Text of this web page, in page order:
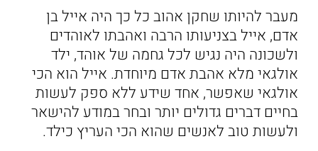
מעבר להיותו שחקן אהוב כל כך היה אייל בן
אדם, אייל בצניעותו הרבה ואהבתו לאוהדים
ולשכונה היה נגיש לכל גחמה של אוהד, ילד
אולגאי מלא אהבת אדם מיוחדת. אייל הוא הכי
אולגאי שאפשר, אחד שידע ללא ספק לעשות
בחיים דברים גדולים יותר ובחר במודע להישאר
ולעשות טוב לאנשים שהוא הכי העריץ כילד.